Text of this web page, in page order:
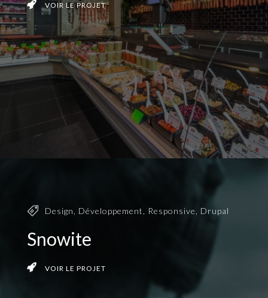
VOIR LE PROJET
Design Développement Responsive, Drupal
Snowite
VOIR LE PROJET